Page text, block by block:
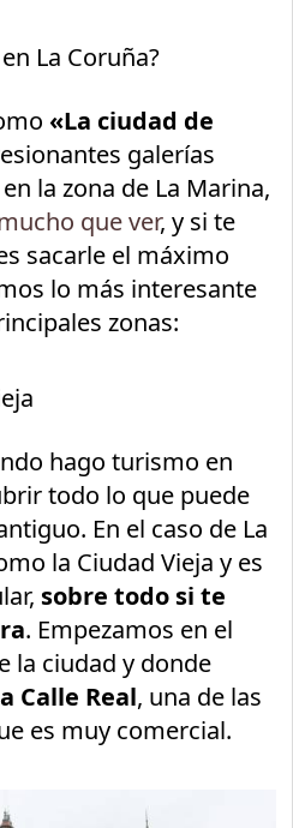
La Coruña?
«La ciudad de
galerías
la zona de La Marina,
que ver, y si te
sacarle el máximo
lo más interesante
zonas:
hago turismo en
todo lo que puede
En el caso de La
la Ciudad Vieja y es
sobre todo si te
. Empezamos en el
la ciudad y donde
Calle Real, una de las
es muy comercial.